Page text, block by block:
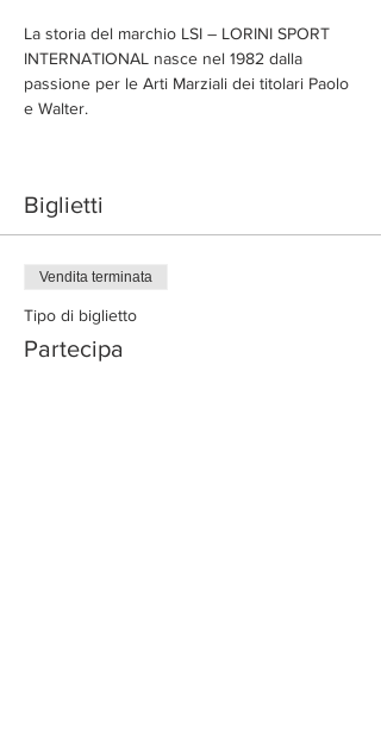
La storia del marchio LSI – LORINI SPORT
INTERNATIONAL nasce nel 1982 dalla
passione per le Arti Marziali dei titolari Paolo
e Walter.
Biglietti
Vendita terminata
Tipo di biglietto
Partecipa